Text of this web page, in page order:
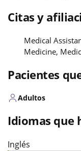
Citas y
Medical
Medicine,
Pacientes
Adultos
Idiomas que
Inglés